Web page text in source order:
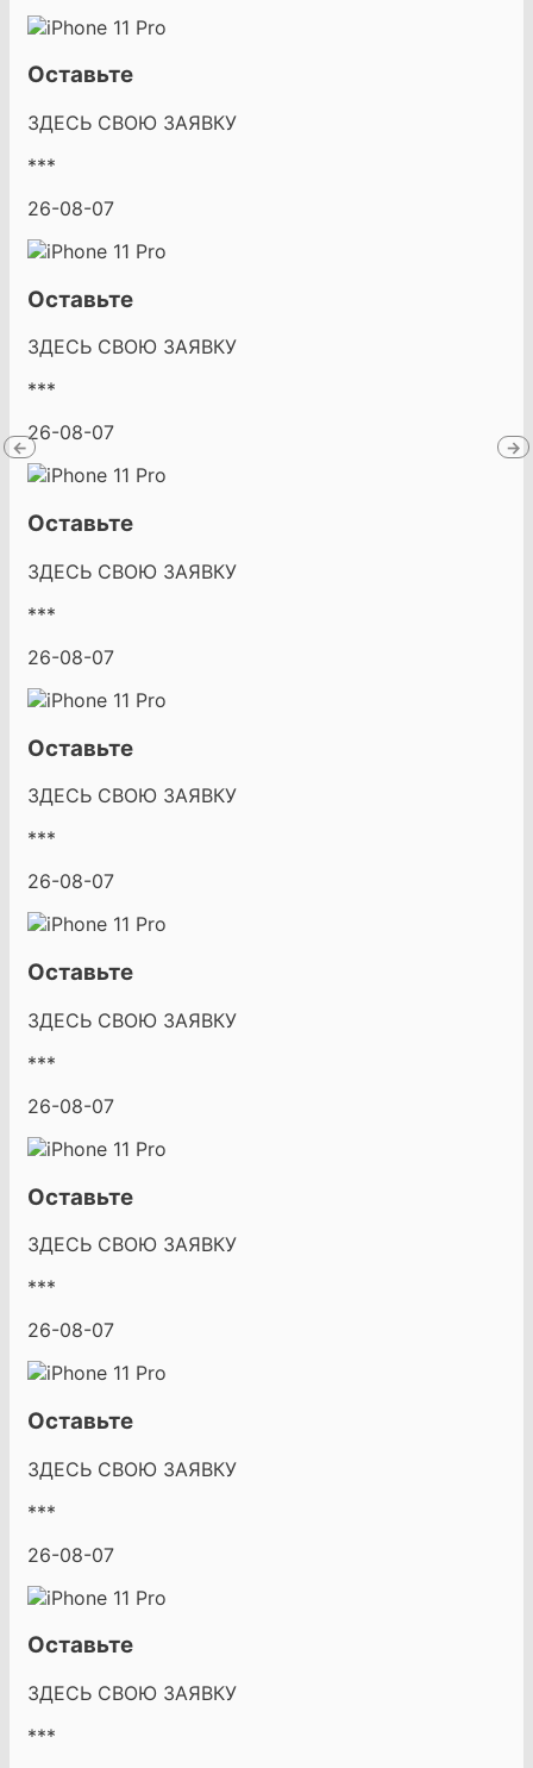
Оставьте
ЗДЕСЬ СВОЮ ЗАЯВКУ
***
26-08-07
Оставьте
ЗДЕСЬ СВОЮ ЗАЯВКУ
***
26-08-07
Оставьте
ЗДЕСЬ СВОЮ ЗАЯВКУ
***
26-08-07
Оставьте
ЗДЕСЬ СВОЮ ЗАЯВКУ
***
26-08-07
Оставьте
ЗДЕСЬ СВОЮ ЗАЯВКУ
***
26-08-07
Оставьте
ЗДЕСЬ СВОЮ ЗАЯВКУ
***
26-08-07
Оставьте
ЗДЕСЬ СВОЮ ЗАЯВКУ
***
26-08-07
Оставьте
ЗДЕСЬ СВОЮ ЗАЯВКУ
***
← →